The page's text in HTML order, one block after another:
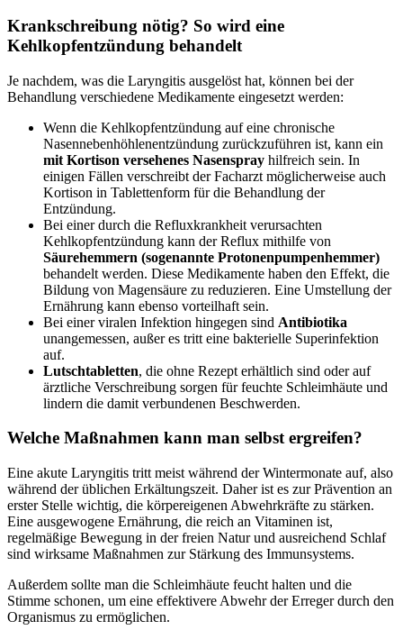
Krankschreibung nötig? So wird eine
Kehlkopfentzündung behandelt
Je nachdem, was die Laryngitis ausgelöst hat, können bei der
Behandlung verschiedene Medikamente eingesetzt werden:
Wenn die Kehlkopfentzündung auf eine chronische
Nasennebenhöhlenentzündung zurückzuführen ist, kann ein
mit Kortison versehenes Nasenspray hilfreich sein. In
einigen Fällen verschreibt der Facharzt möglicherweise auch
Kortison in Tablettenform für die Behandlung der
Entzündung.
Bei einer durch die Refluxkrankheit verursachten
Kehlkopfentzündung kann der Reflux mithilfe von
Säurehemmern (sogenannte Protonenpumpenhemmer)
behandelt werden. Diese Medikamente haben den Effekt, die
Bildung von Magensäure zu reduzieren. Eine Umstellung der
Ernährung kann ebenso vorteilhaft sein.
Bei einer viralen Infektion hingegen sind Antibiotika
unangemessen, außer es tritt eine bakterielle Superinfektion
auf.
Lutschtabletten, die ohne Rezept erhältlich sind oder auf
ärztliche Verschreibung sorgen für feuchte Schleimhäute und
lindern die damit verbundenen Beschwerden.
Welche Maßnahmen kann man selbst ergreifen?
Eine akute Laryngitis tritt meist während der Wintermonate auf, also
während der üblichen Erkältungszeit. Daher ist es zur Prävention an
erster Stelle wichtig, die körpereigenen Abwehrkräfte zu stärken.
Eine ausgewogene Ernährung, die reich an Vitaminen ist,
regelmäßige Bewegung in der freien Natur und ausreichend Schlaf
sind wirksame Maßnahmen zur Stärkung des Immunsystems.
Außerdem sollte man die Schleimhäute feucht halten und die
Stimme schonen, um eine effektivere Abwehr der Erreger durch den
Organismus zu ermöglichen.